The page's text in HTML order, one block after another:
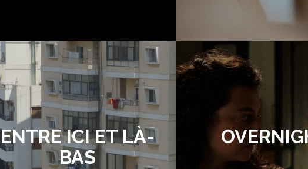
ENTRE ICI ET LÀ-
BAS